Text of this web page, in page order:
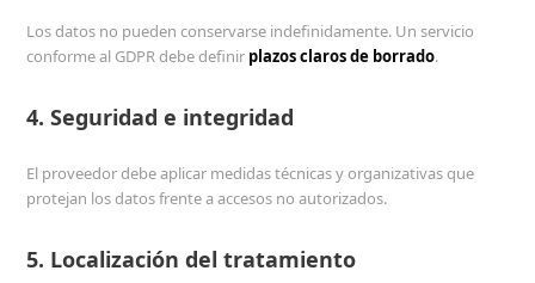
Los datos no pueden conservarse indefinidamente. Un servicio
conforme al GDPR debe definir plazos claros de borrado.
4. Seguridad e integridad
El proveedor debe aplicar medidas técnicas y organizativas que
protejan los datos frente a accesos no autorizados.
5. Localización del tratamiento